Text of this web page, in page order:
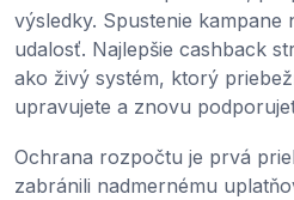
výsledky. Spustenie kampane
udalosť. Najlepšie cashback
ako živý systém, ktorý
upravujete a znovu
Ochrana rozpočtu je prvá
zabránili nadmernému